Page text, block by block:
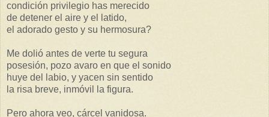
condición privilegio has merecido
de detener el aire y el latido,
el adorado gesto y su hermosura?
Me dolió antes de verte tu segura
posesión, pozo avaro en que el sonido
huye del labio, y yacen sin sentido
la risa breve, inmóvil la figura.
Pero ahora veo, cárcel vanidosa.